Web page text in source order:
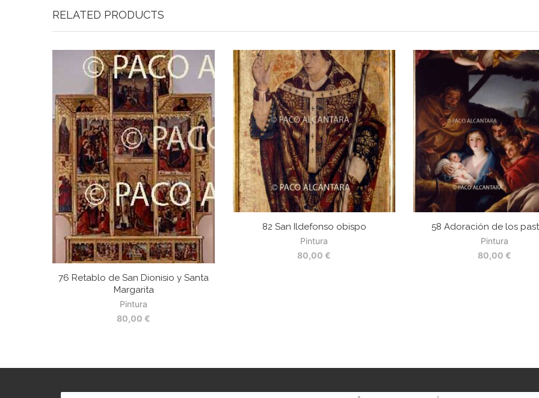
RELATED PRODUCTS
76 Retablo de San Dionisio y Santa
Margarita
Pintura
80,00 €
82 San Ildefonso obispo
Pintura
80,00 €
58 Adoración de los
Pintura
80,00 €